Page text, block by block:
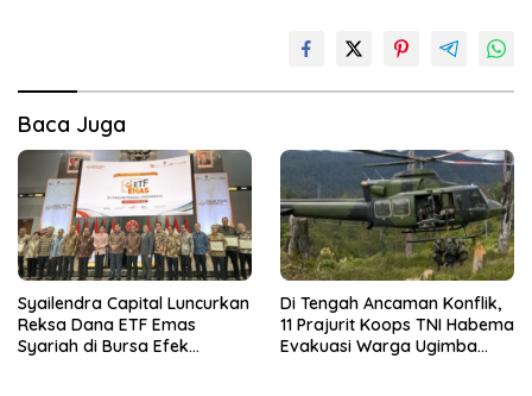
Baca Juga
Syailendra Capital Luncurkan
Reksa Dana ETF Emas
Syariah di Bursa Efek
Di Tengah Ancaman Konflik,
11 Prajurit Koops TNI Habema
Evakuasi Warga Ugimba